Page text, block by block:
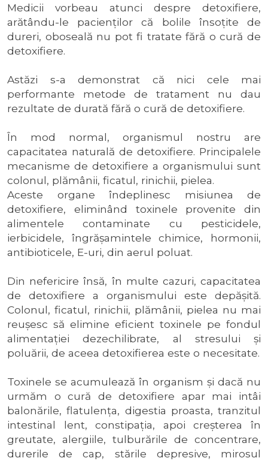
Medicii vorbeau atunci despre detoxifiere,
arătându-le pacienților că bolile însoțite de
dureri, oboseală nu pot fi tratate fără o cură de
detoxifiere.
Astăzi s-a demonstrat că nici cele mai
performante metode de tratament nu dau
rezultate de durată fără o cură de detoxifiere.
În mod normal, organismul nostru are
capacitatea naturală de detoxifiere. Principalele
mecanisme de detoxifiere a organismului sunt
colonul, plămânii, ficatul, rinichii, pielea.
Aceste organe îndeplinesc misiunea de
detoxifiere, eliminând toxinele provenite din
alimentele contaminate cu pesticidele,
ierbicidele, îngrășamintele chimice, hormonii,
antibioticele, E-uri, din aerul poluat.
Din nefericire însă, în multe cazuri, capacitatea
de detoxifiere a organismului este depășită.
Colonul, ficatul, rinichii, plămânii, pielea nu mai
reușesc să elimine eficient toxinele pe fondul
alimentației dezechilibrate, al stresului și
poluării, de aceea detoxifierea este o necesitate.
Toxinele se acumulează în organism și dacă nu
urmăm o cură de detoxifiere apar mai intâi
balonările, flatulența, digestia proasta, tranzitul
intestinal lent, constipația, apoi creșterea în
greutate, alergiile, tulburările de concentrare,
durerile de cap, stările depresive, mirosul